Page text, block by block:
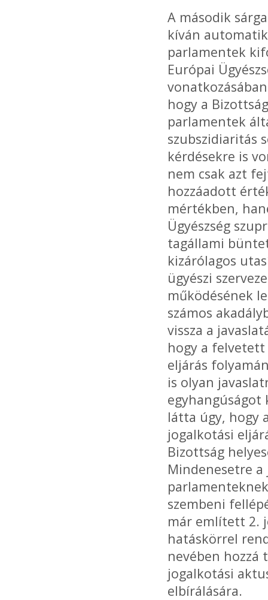
A második
kíván
parlamentek
Európai
hogy a
parlamentek
szubszidiaritás
kérdésekre is
nem csak azt
hozzáadott
mértékben,
Ügyészség
tagállami
kizárólagos
ügyészi
működésének
számos
vissza a
hogy a
eljárás
is olyan
egyhangúságot
látta úgy, hogy
jogalkotási
Bizottság
Mindenesetre
szembeni
már említett 2.
hatáskörrel
nevében hozzá
jogalkotási
elbírálására.